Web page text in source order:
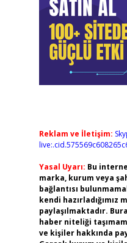
Reklam ve İletişim:
Yasal Uyarı: Bu
marka, kurum veya
bağlantısı
kendi hazırladığımız
paylaşılmaktadır.
haber niteliği
ve kişiler hakkında